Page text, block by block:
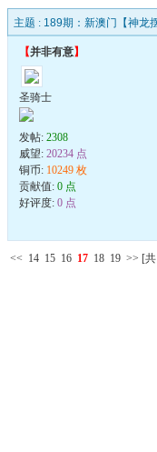
主题 : 189期：新澳门【神
【并非有意】
圣骑士
发帖: 2308
威望: 20234 点
铜币: 10249 枚
贡献值: 0 点
好评度: 0 点
<< 14 15 16 17 18 19 >> [共